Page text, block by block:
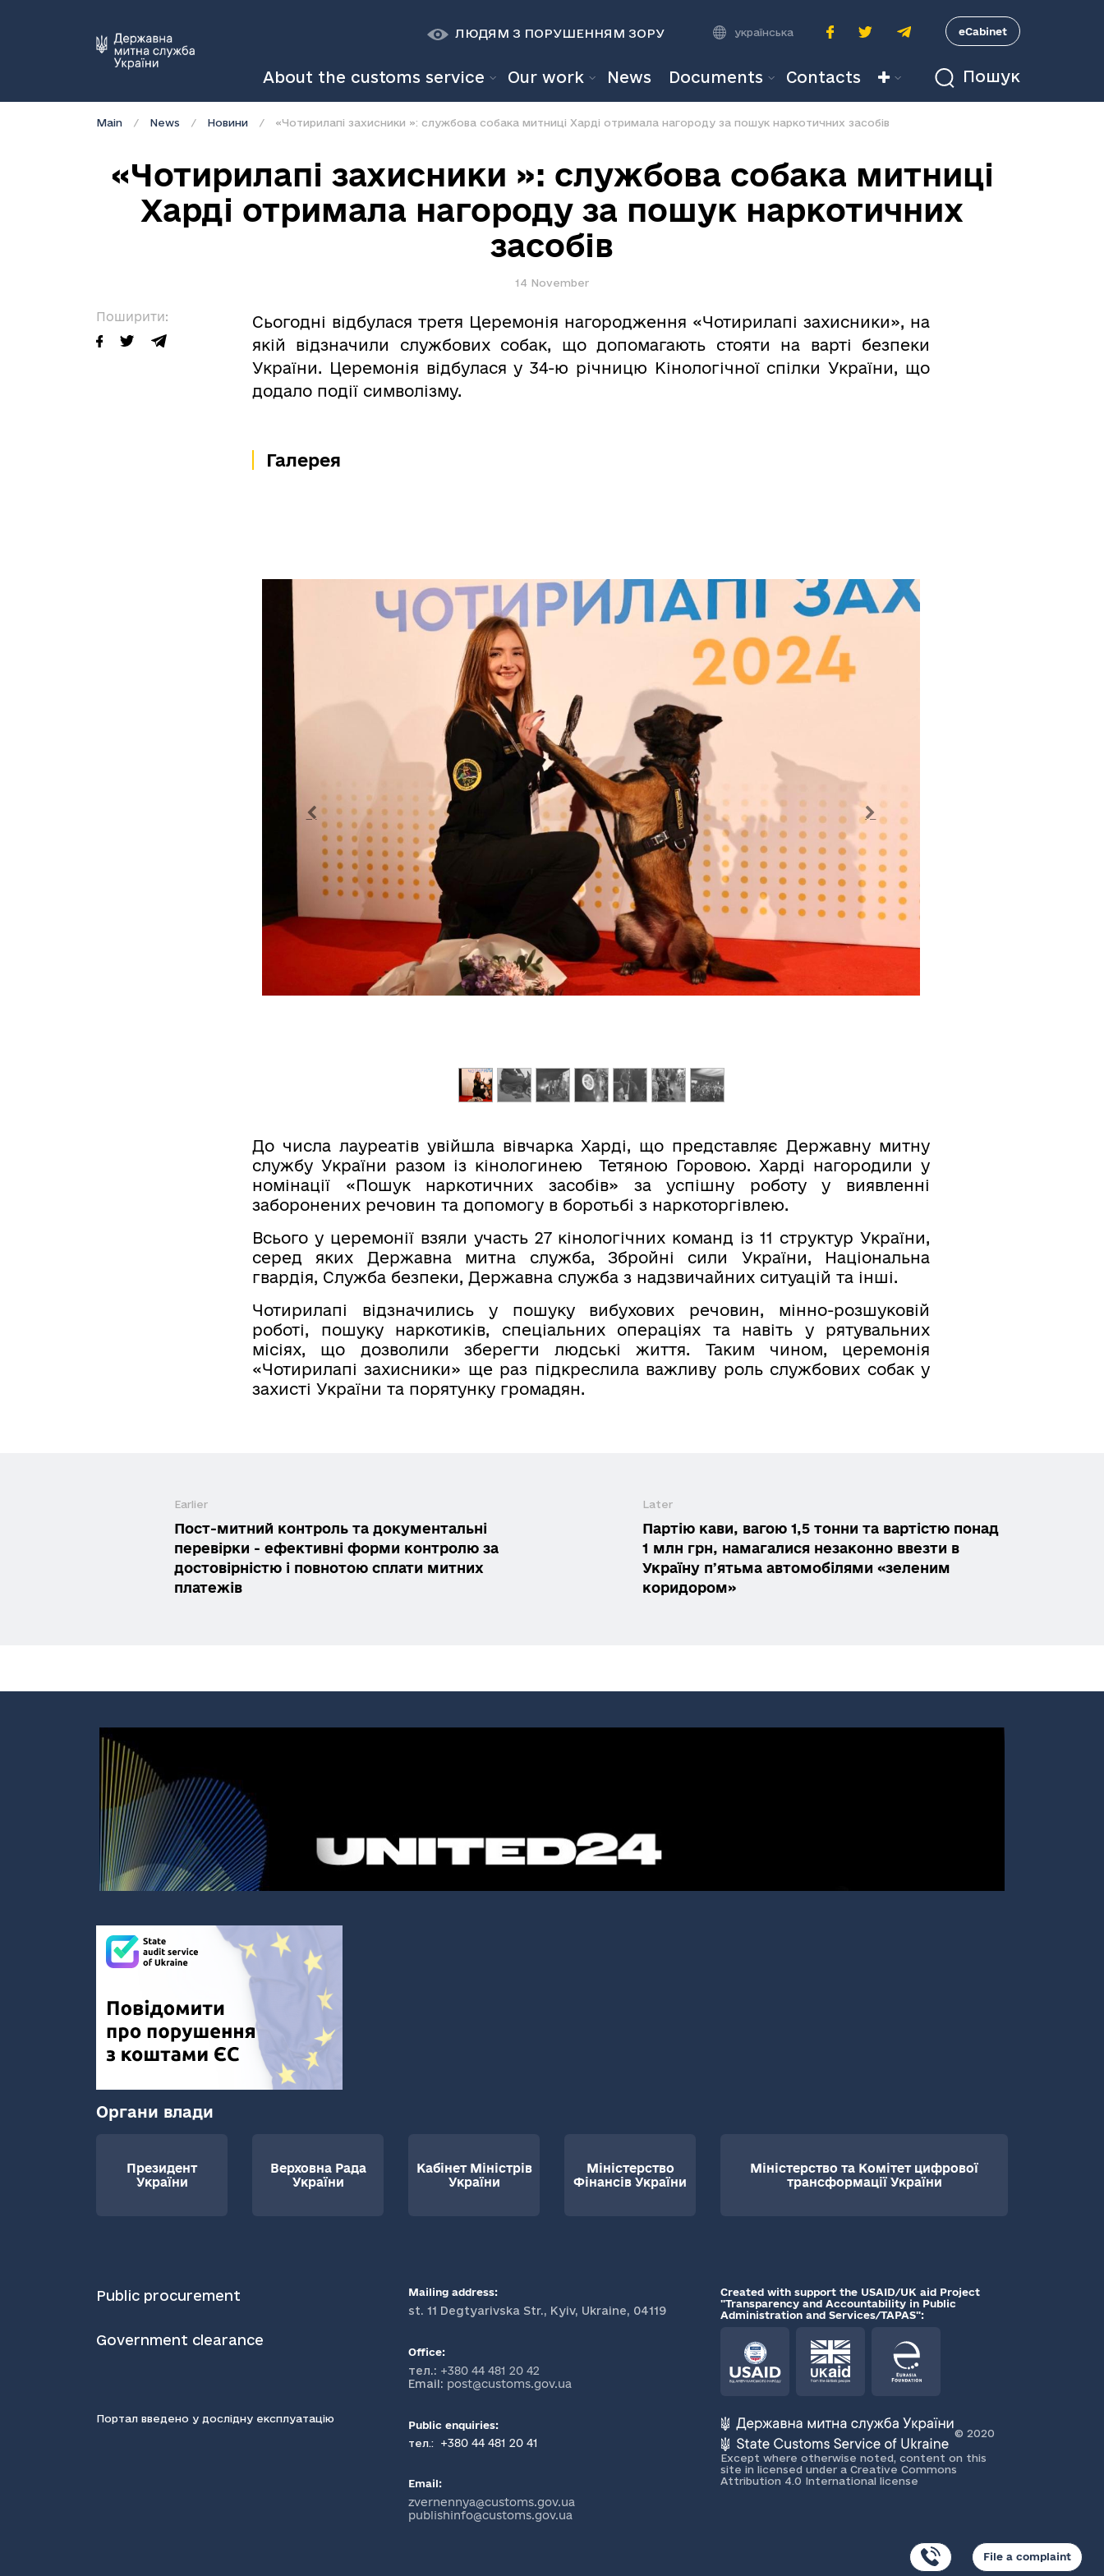
ЛЮДЯМ З ПОРУШЕННЯМ ЗОРУ
К К A A A
українська eCabinet
About the customs service Our work News Documents Contacts Пошук
Main News Новини «Чотирилапі захисники »: службова собака митниці Харді отримала нагороду за пошук наркотичних засобів
«Чотирилапі захисники »: службова собака митниці
Харді отримала нагороду за пошук наркотичних
засобів
14 November
Поширити:
Сьогодні відбулася третя Церемонія нагородження «Чотирилапі захисники», на
якій відзначили службових собак, що допомагають стояти на варті безпеки
України. Церемонія відбулася у 34-ю річницю Кінологічної спілки України, що
додало події символізму.
Галерея
До числа лауреатів увійшла вівчарка Харді, що представляє Державну митну
службу України разом із кінологинею Тетяною Горовою. Харді нагородили у
номінації «Пошук наркотичних засобів» за успішну роботу у виявленні
заборонених речовин та допомогу в боротьбі з наркоторгівлею.
Всього у церемонії взяли участь 27 кінологічних команд із 11 структур України,
серед яких Державна митна служба, Збройні сили України, Національна
гвардія, Служба безпеки, Державна служба з надзвичайних ситуацій та інші.
Чотирилапі відзначились у пошуку вибухових речовин, мінно-розшуковій
роботі, пошуку наркотиків, спеціальних операціях та навіть у рятувальних
місіях, що дозволили зберегти людські життя. Таким чином, церемонія
«Чотирилапі захисники» ще раз підкреслила важливу роль службових собак у
захисті України та порятунку громадян.
Earlier
Пост-митний контроль та документальні
перевірки - ефективні форми контролю за
достовірністю і повнотою сплати митних
платежів
Later
Партію кави, вагою 1,5 тонни та вартістю понад
1 млн грн, намагалися незаконно ввезти в
Україну пʼятьма автомобілями «зеленим
коридором»
File a complaint
Органи влади
Президент
України
Верховна Рада
України
Кабінет Міністрів
України
Міністерство
Фінансів України
Міністерство та Комітет цифрової
трансформації України
Public procurement
Government clearance
Портал введено у дослідну експлуатацію
Mailing address:
st. 11 Degtyarivska Str., Kyiv, Ukraine, 04119
Office:
тел.: +380 44 481 20 42
Email: post@customs.gov.ua
Public enquiries:
тел.:
+380 44 481 20 41
Email:
zvernennya@customs.gov.ua
publishinfo@customs.gov.ua
Created with support the USAID/UK aid Project
"Transparency and Accountability in Public
Administration and Services/TAPAS":
© 2020
Except where otherwise noted, content on this
site in licensed under a Creative Commons
Attribution 4.0 International license